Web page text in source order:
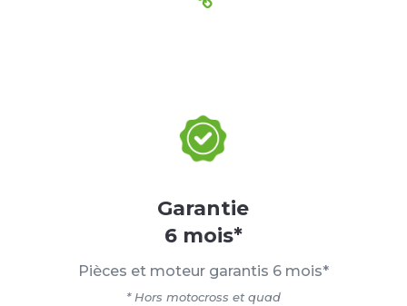
Garantie
6 mois*
Pièces et moteur garantis 6 mois*
* Hors motocross et quad